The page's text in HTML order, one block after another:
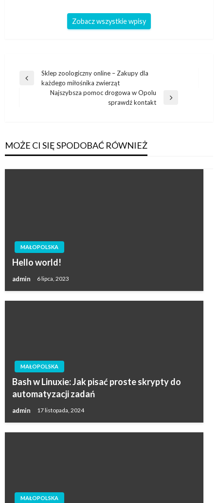
Zobacz wszystkie wpisy
Nawigacja
wpisu
Poprzedni
Sklep zoologiczny online – Zakupy dla
każdego miłośnika zwierząt
Najszybsza pomoc drogowa w Opolu
sprawdź kontakt
MOŻE CI SIĘ SPODOBAĆ RÓWNIEŻ
MAŁOPOLSKA
Hello world!
admin 6 lipca, 2023
MAŁOPOLSKA
Bash w Linuxie: Jak pisać proste skrypty do
automatyzacji zadań
admin 17 listopada, 2024
MAŁOPOLSKA